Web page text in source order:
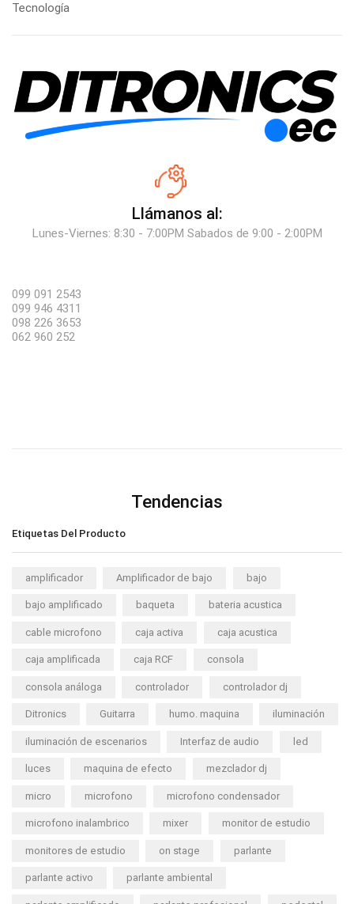
Tecnología
Llámanos al:
Lunes-Viernes: 8:30 - 7:00PM Sabados de 9:00 - 2:00PM
099 091 2543
099 946 4311
098 226 3653
062 960 252
Tendencias
Etiquetas Del Producto
amplificador Amplificador de bajo bajo
bajo amplificado baqueta bateria acustica
cable microfono caja activa caja acustica
caja amplificada caja RCF consola
consola análoga controlador controlador dj
Ditronics Guitarra humo. maquina iluminación
iluminación de escenarios Interfaz de audio led
luces maquina de efecto mezclador dj
micro microfono microfono condensador
microfono inalambrico mixer monitor de estudio
monitores de estudio on stage parlante
parlante activo parlante ambiental